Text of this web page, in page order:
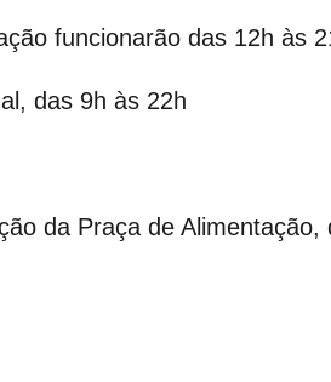
funcionarão das 12h às
das 9h às 22h
da Praça de Alimentação,